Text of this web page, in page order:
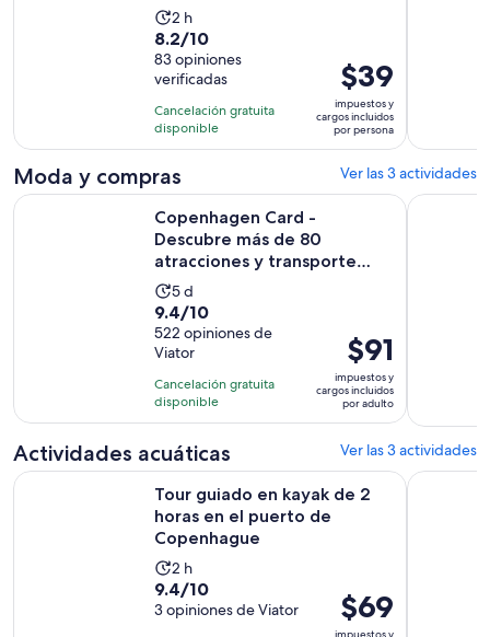
La
actividad
dura
2
horas
2 h
8.2
de
10
con
83
opiniones
8.2/10
83 opiniones
verificadas
Cancelación gratuita
disponible
El
precio
es
de
por
persona
$39
impuestos y
cargos incluidos
por persona
Moda y compras Ver las 3 actividades
Copenhagen Card -
Descubre más de 80
atracciones y transporte
público
La
actividad
dura
5
días
5 d
9.4
de
10
con
522
opiniones
9.4/10
522 opiniones de
Viator
Cancelación gratuita
disponible
El
precio
es
de
por
adulto
$91
impuestos y
cargos incluidos
por adulto
Copenhagen Card - Descubre más de 80 atracciones y
Fotógrafo
Actividades acuáticas Ver las 3 actividades
Tour guiado en kayak de 2
horas en el puerto de
Copenhague
La
actividad
dura
2 h
9.4
de
9.4/10
3 opiniones de Viator
El
precio
$69
Tour guiado en kayak de 2 horas en el puerto de Tour